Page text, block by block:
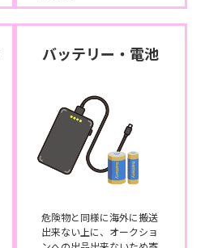
バッテリー・電池
危険物と同様に海外に搬送
出来ない上に、オークショ